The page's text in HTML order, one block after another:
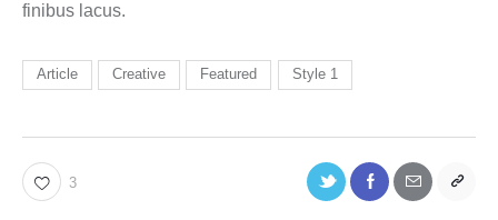
finibus lacus.
Article Creative Featured Style 1
3